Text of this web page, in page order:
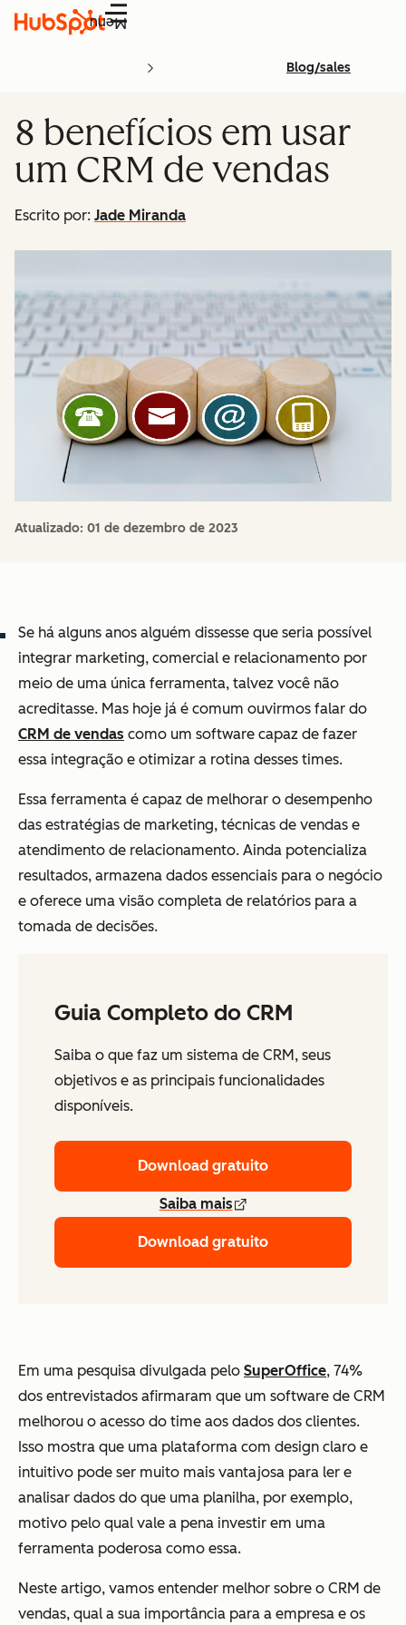
Menu
Blog/sales
8 benefícios em usar
um CRM de vendas
Escrito por: Jade Miranda
Atualizado: 01 de dezembro de 2023
Se há alguns anos alguém dissesse que seria possível
integrar marketing, comercial e relacionamento por
meio de uma única ferramenta, talvez você não
acreditasse. Mas hoje já é comum ouvirmos falar do
CRM de vendas como um software capaz de fazer
essa integração e otimizar a rotina desses times.
Essa ferramenta é capaz de melhorar o desempenho
das estratégias de marketing, técnicas de vendas e
atendimento de relacionamento. Ainda potencializa
resultados, armazena dados essenciais para o negócio
e oferece uma visão completa de relatórios para a
tomada de decisões.
Guia Completo do CRM
Saiba o que faz um sistema de CRM, seus
objetivos e as principais funcionalidades
disponíveis.
Download gratuito
Saiba mais
Download gratuito
Em uma pesquisa divulgada pelo SuperOffice, 74%
dos entrevistados afirmaram que um software de CRM
melhorou o acesso do time aos dados dos clientes.
Isso mostra que uma plataforma com design claro e
intuitivo pode ser muito mais vantajosa para ler e
analisar dados do que uma planilha, por exemplo,
motivo pelo qual vale a pena investir em uma
ferramenta poderosa como essa.
Neste artigo, vamos entender melhor sobre o CRM de
vendas, qual a sua importância para a empresa e os